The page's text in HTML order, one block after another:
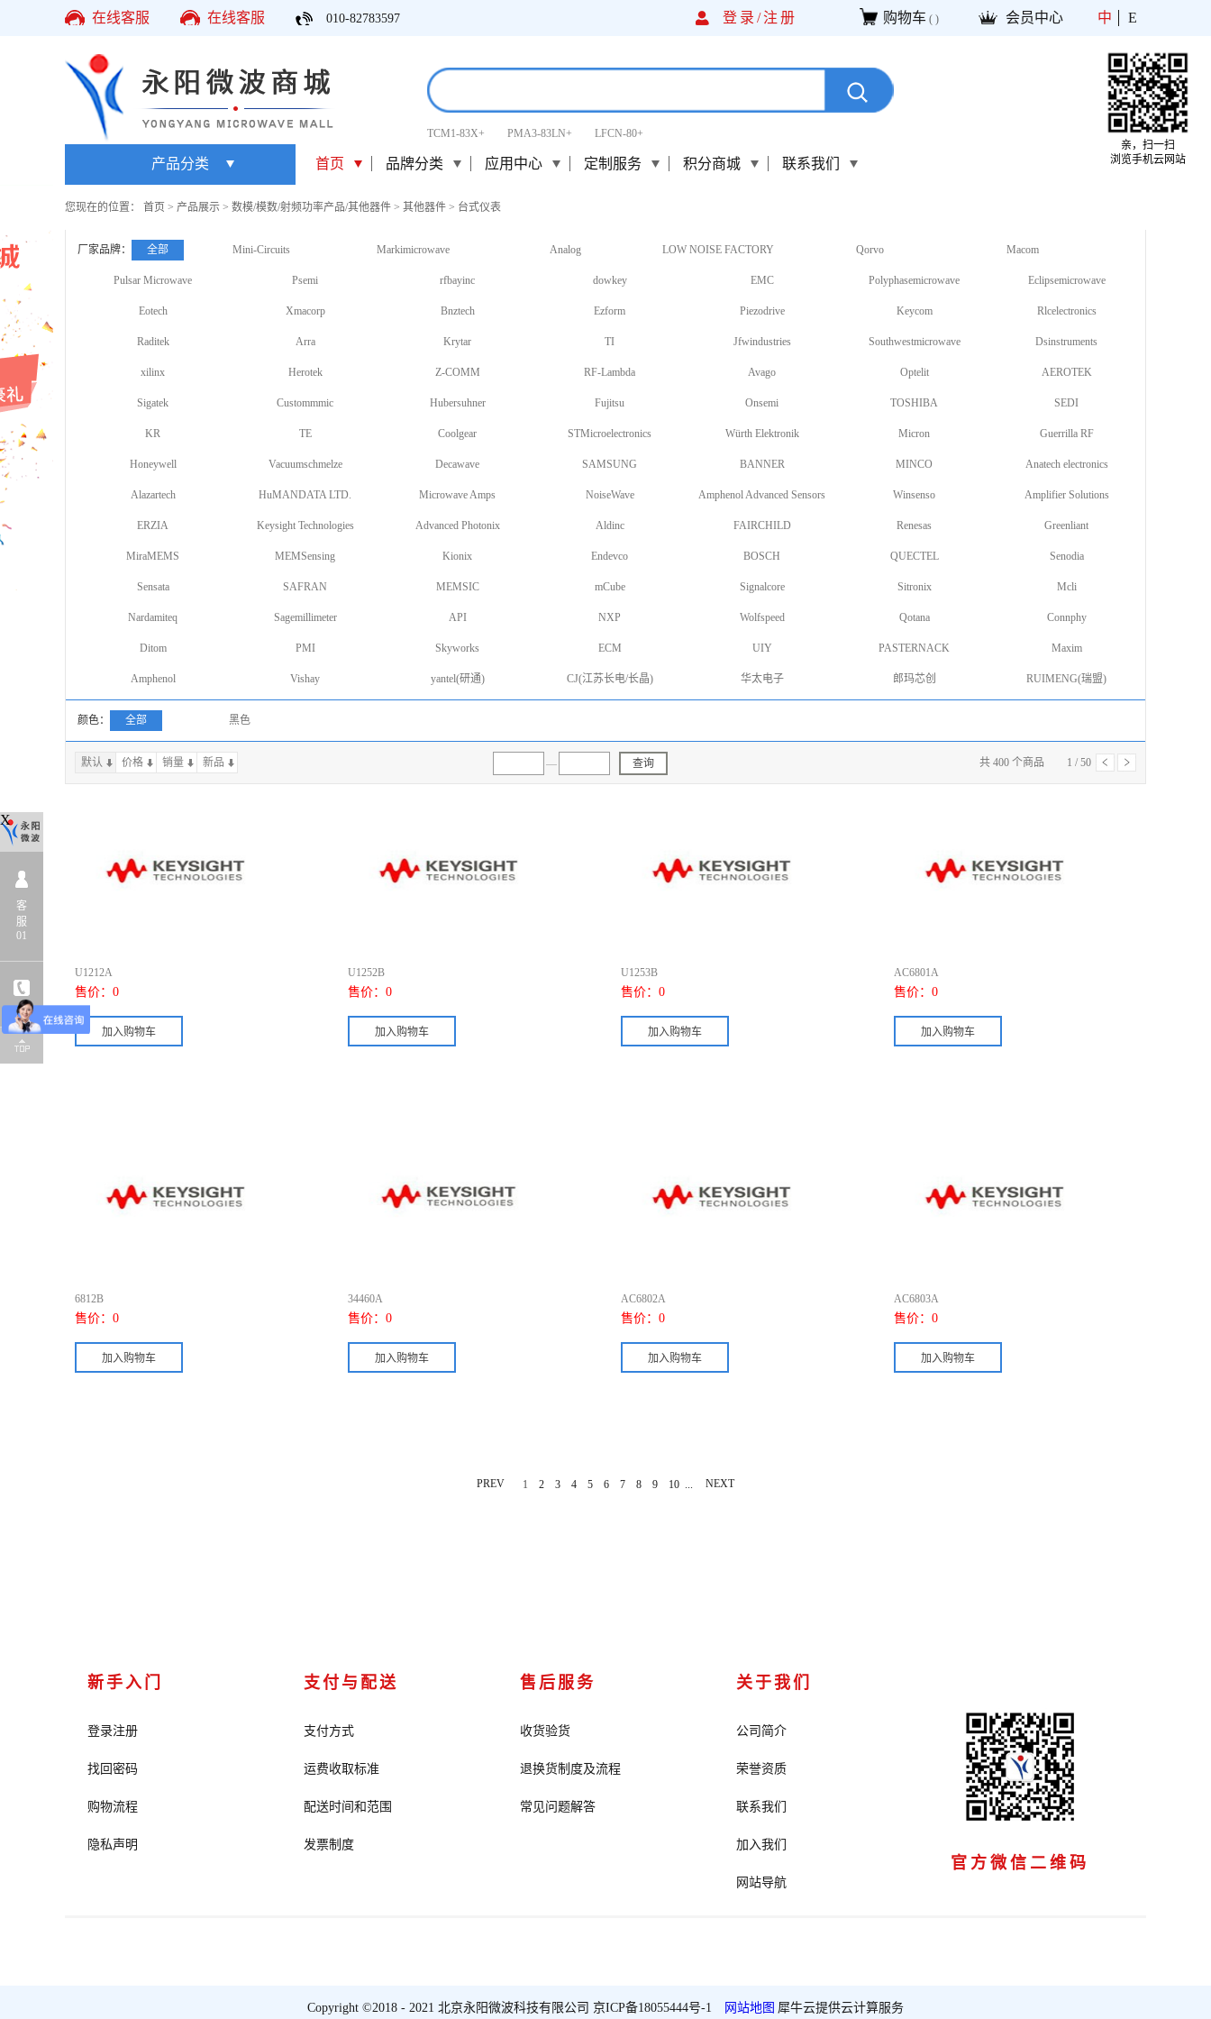
在线客服 在线客服 010-82783597 登录/注册 购物车 ( ) 会员中心 中 E
TCM1-83X+ PMA3-83LN+ LFCN-80+
产品分类 首页 品牌分类 应用中心 定制服务 积分商城 联系我们
您现在的位置： 首页 > 产品展示 > 数模/模数/射频功率产品/其他器件 > 其他器件 > 台式仪表
厂家品牌： 全部 Mini-Circuits Markimicrowave Analog LOW NOISE FACTORY Qorvo Macom
Pulsar Microwave Psemi rfbayinc dowkey EMC Polyphasemicrowave Eclipsemicrowave
Eotech Xmacorp Bnztech Ezform Piezodrive Keycom Rlcelectronics
Raditek Arra Krytar TI Jfwindustries Southwestmicrowave Dsinstruments
xilinx Herotek Z-COMM RF-Lambda Avago Optelit AEROTEK
Sigatek Custommmic Hubersuhner Fujitsu Onsemi TOSHIBA SEDI
KR TE Coolgear STMicroelectronics Würth Elektronik Micron Guerrilla RF
Honeywell Vacuumschmelze Decawave SAMSUNG BANNER MINCO Anatech electronics
Alazartech HuMANDATA LTD. Microwave Amps NoiseWave Amphenol Advanced Sensors Winsenso Amplifier Solutions
ERZIA Keysight Technologies Advanced Photonix Aldinc FAIRCHILD Renesas Greenliant
MiraMEMS MEMSensing Kionix Endevco BOSCH QUECTEL Senodia
Sensata SAFRAN MEMSIC mCube Signalcore Sitronix Mcli
Nardamiteq Sagemillimeter API NXP Wolfspeed Qotana Connphy
Ditom PMI Skyworks ECM UIY PASTERNACK Maxim
Amphenol Vishay yantel(研通) CJ(江苏长电/长晶) 华太电子 郎玛芯创 RUIMENG(瑞盟)
颜色： 全部 黑色
默认 价格 销量 新品 — 查询 共 400 个商品 1 / 50
上一页下一页
U1212A
售价： 0
U1252B
售价： 0
U1253B
售价： 0
AC6801A
售价： 0
6812B
售价： 0
34460A
售价： 0
AC6802A
售价： 0
AC6803A
售价： 0
PREV 1 2 3 4 5 6 7 8 9 10 NEXT
新手入门
登录注册
找回密码
购物流程
隐私声明
支付与配送
支付方式
运费收取标准
配送时间和范围
发票制度
售后服务
收货验货
退换货制度及流程
常见问题解答
关于我们
公司简介
荣誉资质
联系我们
加入我们
网站导航
官方微信二维码
Copyright ©2018 - 2021 北京永阳微波科技有限公司 京ICP备18055444号-1 网站地图 犀牛云提供云计算服务
X
客
服
01
亲，扫一扫
浏览手机云网站